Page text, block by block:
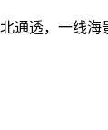
通透，一线海